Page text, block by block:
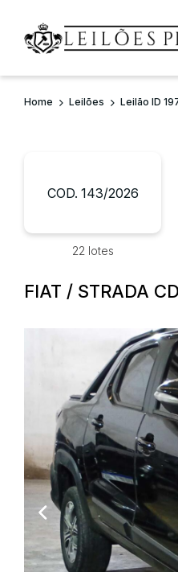
Busca por palavra-chave
Home Leilões Leilão ID
COD. 143/2026
22 lotes
FIAT / STRADA